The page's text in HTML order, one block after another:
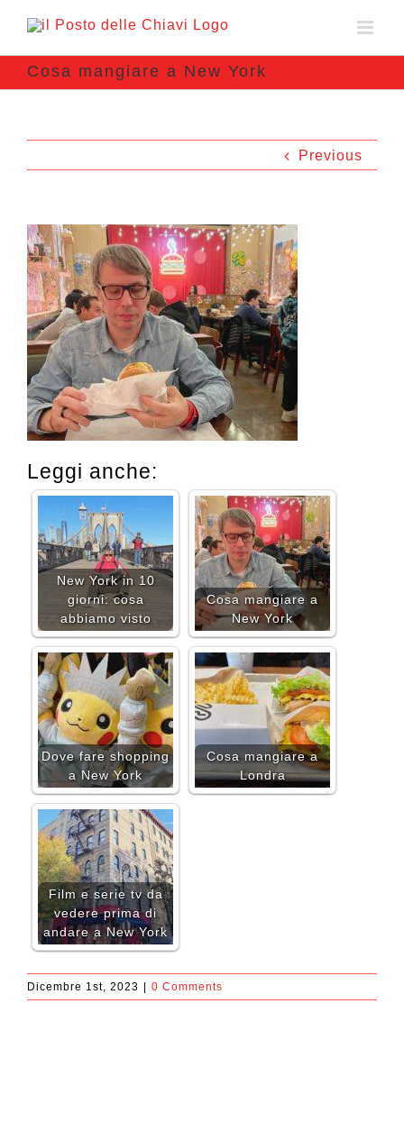
Cosa mangiare a New York
Previous
Leggi anche:
New York in 10
giorni: cosa
abbiamo visto
Cosa mangiare a
New York
Dove fare shopping
a New York
Cosa mangiare a
Londra
Film e serie tv da
vedere prima di
andare a New York
Dicembre 1st, 2023 0 Comments